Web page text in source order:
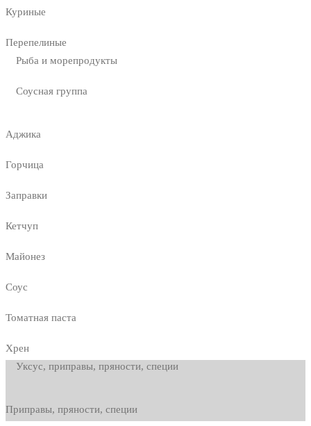
Куриные
Перепелиные
Рыба и морепродукты
Соусная группа
Аджика
Горчица
Заправки
Кетчуп
Майонез
Соус
Томатная паста
Хрен
Уксус, приправы, пряности, специи
Приправы, пряности, специи